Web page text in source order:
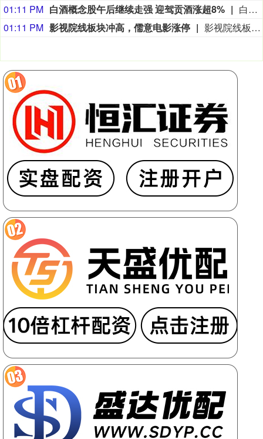
01:11 PM 白酒概念股午后继续走强 迎驾贡酒涨超8%
白酒概念股午后继续走强，迎驾贡酒涨超8%，古井贡酒、贵州茅台、今世缘等上涨。
01:11 PM 影视院线板块冲高，儒意电影涨停 影视院线板块冲高，儒意电影涨停，幸福蓝海涨超8%，北京文化此前涨停，华智数媒涨超15%，金逸影视、中国电影涨超3%。